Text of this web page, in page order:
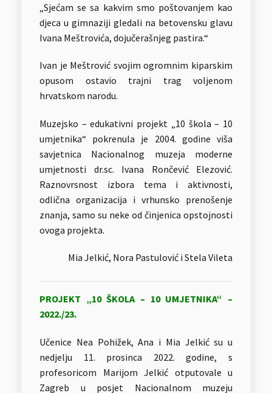
„Sjećam se sa kakvim smo poštovanjem kao
djeca u gimnaziji gledali na betovensku glavu
Ivana Meštrovića, dojučerašnjeg pastira.“
Ivan je Meštrović svojim ogromnim kiparskim
opusom ostavio trajni trag voljenom
hrvatskom narodu.
Muzejsko – edukativni projekt „10 škola – 10
umjetnika“ pokrenula je 2004. godine viša
savjetnica Nacionalnog muzeja moderne
umjetnosti dr.sc. Ivana Rončević Elezović.
Raznovrsnost izbora tema i aktivnosti,
odlična organizacija i vrhunsko prenošenje
znanja, samo su neke od činjenica opstojnosti
ovoga projekta.
Mia Jelkić, Nora Pastulović i Stela Vileta
PROJEKT „10 ŠKOLA – 10 UMJETNIKA“ –
2022./23.
Učenice Nea Pohižek, Ana i Mia Jelkić su u
nedjelju 11. prosinca 2022. godine, s
profesoricom Marijom Jelkić otputovale u
Zagreb u posjet Nacionalnom muzeju